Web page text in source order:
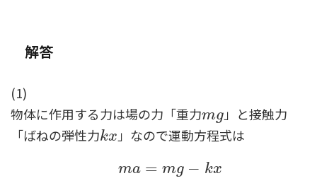
解答
(1)
物体に作用する力は場の力「重力mg
mg」と接触力
「ばねの弾性力kx
kx 」なので運動方程式は
ma = mg − kx